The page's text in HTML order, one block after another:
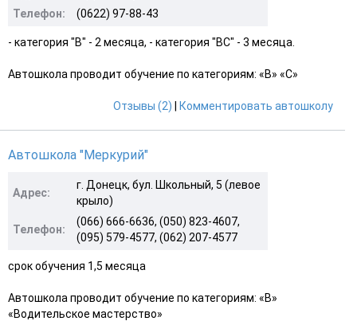
Телефон:
(0622) 97-88-43
- категория "В" - 2 месяца, - категория "ВС" - 3 месяца.
Автошкола проводит обучение по категориям: «B» «С»
Отзывы (2) Комментировать автошколу
Автошкола "Меркурий"
Адрес:
г. Донецк, бул. Школьный, 5 (левое
крыло)
Телефон:
(066) 666-6636, (050) 823-4607,
(095) 579-4577, (062) 207-4577
срок обучения 1,5 месяца
Автошкола проводит обучение по категориям: «B»
«Водительское мастерство»